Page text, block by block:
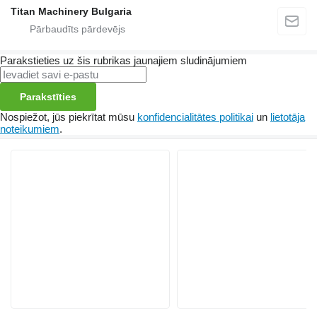
Titan Machinery Bulgaria
Parakstieties uz šis rubrikas jaunajiem sludinājumiem
Parakstīties
Nospiežot, jūs piekrītat mūsu konfidencialitātes politikai un lietotāja
noteikumiem.